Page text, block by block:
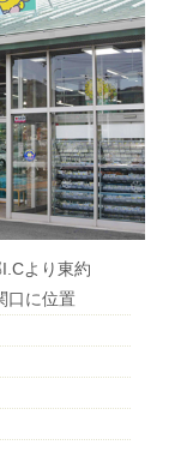
業
（PDF)
より東約
口に位置